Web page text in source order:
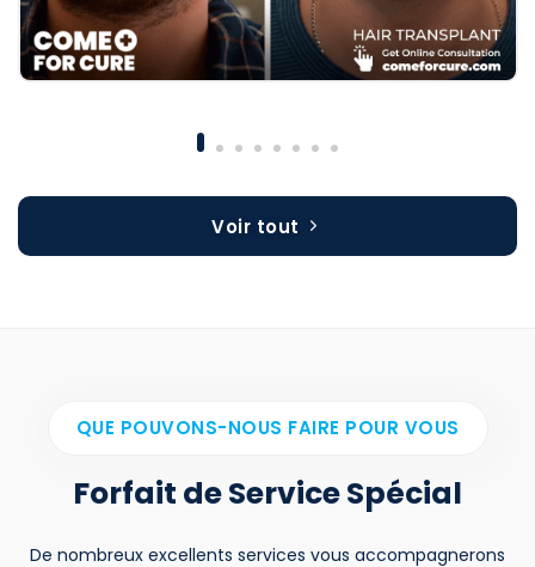
Voir tout
QUE POUVONS-NOUS FAIRE POUR VOUS
Forfait de Service Spécial
De nombreux excellents services vous accompagnerons